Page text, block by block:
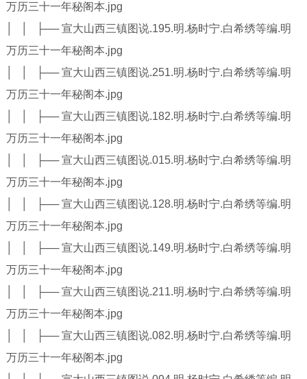
万历三十一年秘阁本.jpg
│ │ ├── 宣大山西三镇图说.195.明.杨时宁.白希绣等编.明
万历三十一年秘阁本.jpg
│ │ ├── 宣大山西三镇图说.251.明.杨时宁.白希绣等编.明
万历三十一年秘阁本.jpg
│ │ ├── 宣大山西三镇图说.182.明.杨时宁.白希绣等编.明
万历三十一年秘阁本.jpg
│ │ ├── 宣大山西三镇图说.015.明.杨时宁.白希绣等编.明
万历三十一年秘阁本.jpg
│ │ ├── 宣大山西三镇图说.128.明.杨时宁.白希绣等编.明
万历三十一年秘阁本.jpg
│ │ ├── 宣大山西三镇图说.149.明.杨时宁.白希绣等编.明
万历三十一年秘阁本.jpg
│ │ ├── 宣大山西三镇图说.211.明.杨时宁.白希绣等编.明
万历三十一年秘阁本.jpg
│ │ ├── 宣大山西三镇图说.082.明.杨时宁.白希绣等编.明
万历三十一年秘阁本.jpg